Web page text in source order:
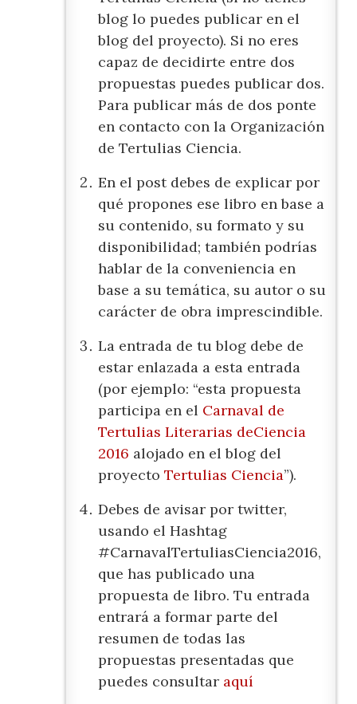
blog lo puedes publicar en el
blog del proyecto). Si no eres
capaz de decidirte entre dos
propuestas puedes publicar dos.
Para publicar más de dos ponte
en contacto con la Organización
de Tertulias Ciencia.
En el post debes de explicar por
qué propones ese libro en base a
su contenido, su formato y su
disponibilidad; también podrías
hablar de la conveniencia en
base a su temática, su autor o su
carácter de obra imprescindible.
La entrada de tu blog debe de
estar enlazada a esta entrada
(por ejemplo: “esta propuesta
participa en el Carnaval de
Tertulias Literarias deCiencia
2016 alojado en el blog del
proyectoTertulias Ciencia”).
Debes de avisar por twitter,
usando el Hashtag
#CarnavalTertuliasCiencia2016,
que has publicado una
propuesta de libro. Tu entrada
entrará a formar parte del
resumen de todas las
propuestas presentadas que
puedes consultar aquí